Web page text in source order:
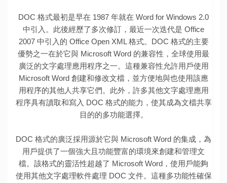
DOC 格式最初是早在 1987 年就在 Word for Windows 2.0
中引入。此後經歷了多次修訂，最近一次迭代是 Office
2007 中引入的 Office Open XML 格式。DOC 格式的主要
優勢之一在於它與 Microsoft Word 的兼容性，全球使用最
廣泛的文字處理應用程序之一。這種兼容性允許用戶使用
Microsoft Word 創建和修改文檔，並方便地與也使用該應
用程序的其他人共享它們。此外，許多其他文字處理應用
程序具有讀取和寫入 DOC 格式的能力，使其成為文檔共享
目的的多功能選擇。
DOC 格式的廣泛採用源於它與 Microsoft Word 的集成，為
用戶提供了一個強大且功能豐富的環境來創建和管理文
檔。該格式的靈活性超越了 Microsoft Word，使用戶能夠
使用其他文字處理軟件處理 DOC 文件。這種多功能性確保